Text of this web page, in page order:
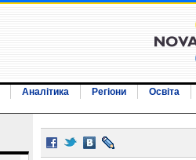
Аналітика Регіони
Освіта